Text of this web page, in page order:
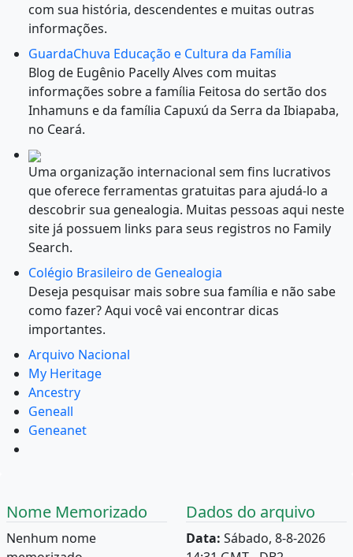
com sua história, descendentes e muitas outras
informações.
GuardaChuva Educação e Cultura da Família
Blog de Eugênio Pacelly Alves com muitas
informações sobre a família Feitosa do sertão dos
Inhamuns e da família Capuxú da Serra da Ibiapaba,
no Ceará.
Uma organização internacional sem fins lucrativos
que oferece ferramentas gratuitas para ajudá-lo a
descobrir sua genealogia. Muitas pessoas aqui neste
site já possuem links para seus registros no Family
Search.
Colégio Brasileiro de Genealogia
Deseja pesquisar mais sobre sua família e não sabe
como fazer? Aqui você vai encontrar dicas
importantes.
Arquivo Nacional
My Heritage
Ancestry
Geneall
Geneanet
Nome Memorizado
Nenhum nome
Dados do arquivo
Data: Sábado, 8-8-2026